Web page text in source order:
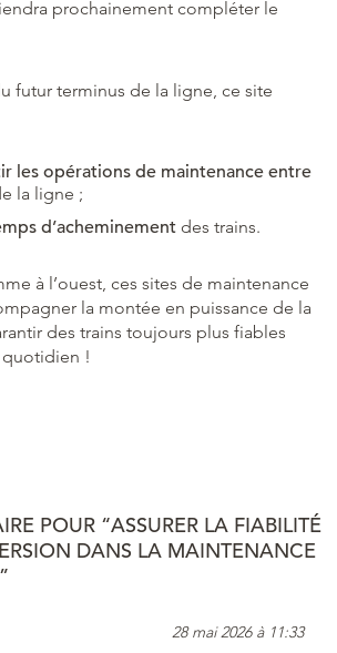
prochainement compléter le
futur terminus de la ligne, ce site
les opérations de maintenance entre
la ligne ;
d’acheminement des trains.
à l’ouest, ces sites de maintenance
la montée en puissance de la
des trains toujours plus fiables
quotidien !
POUR “ASSURER LA FIABILITÉ
DANS LA MAINTENANCE
28 mai 2026 à 11:33